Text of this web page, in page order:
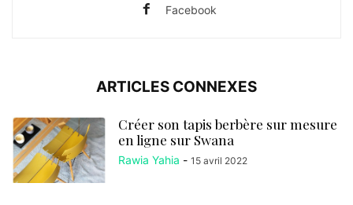
Facebook
ARTICLES CONNEXES
Créer son tapis berbère sur mesure
en ligne sur Swana
Rawia Yahia - 15 avril 2022